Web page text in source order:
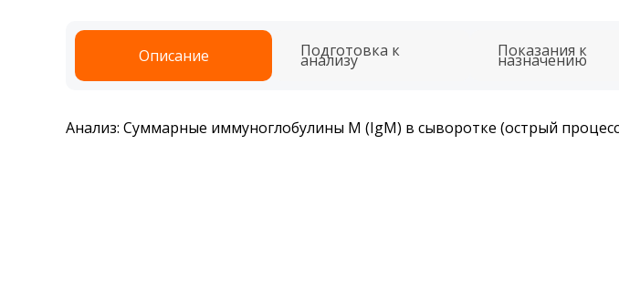
Подготовка к анализам
Получить результаты
Налоговый вычет
Сдать клеща на анализ для проверки на
Описание Подготовка к
анализу Показания к
назначению
Анализ: Суммарные иммуноглобулины M (IgM) в сыворотке (острый